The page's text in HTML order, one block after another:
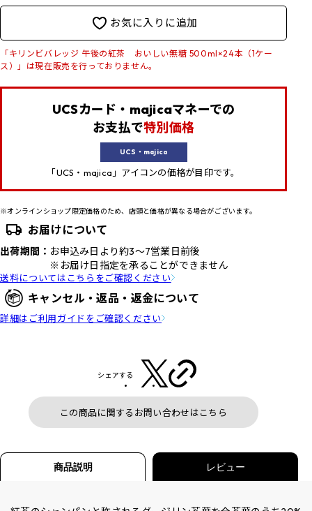
お気に入りに追加
「キリンビバレッジ 午後の紅茶 おいしい無糖 500ml×24本（1ケー
ス）」は現在販売を行っておりません。
UCSカード・majicaマネーでの
お支払で特別価格
UCS・majica
「UCS・majica」アイコンの価格が目印です。
※オンラインショップ限定価格のため、店頭と価格が異なる場合がございます。
お届けについて
出荷期間： お申込み日より約3～7営業日前後
※お届け日指定を承ることができません
送料についてはこちらをご確認ください
キャンセル・返品・返金について
詳細はご利用ガイドをご確認ください
シェアする
この商品に関するお問い合わせはこちら
商品説明 レビュー